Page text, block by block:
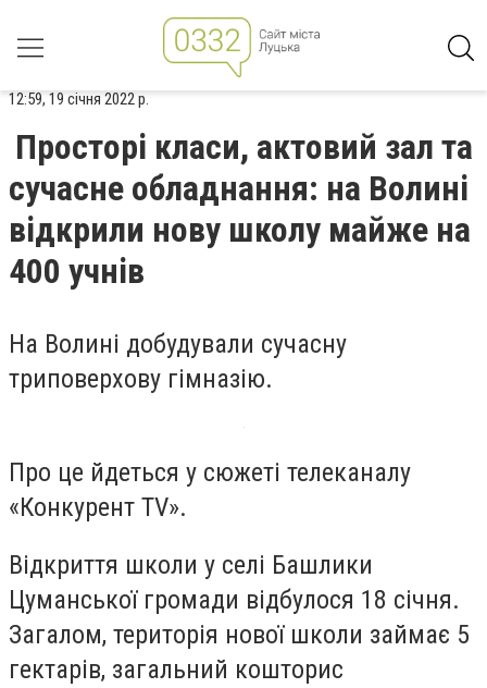
12:59, 19 січня 2022 р.
Просторі класи, актовий зал та
сучасне обладнання: на Волині
відкрили нову школу майже на
400 учнів
На Волині добудували сучасну
триповерхову гімназію.
Про це йдеться у сюжеті телеканалу
«Конкурент TV».
Відкриття школи у селі Башлики
Цуманської громади відбулося 18 січня.
Загалом, територія нової школи займає 5
гектарів, загальний кошторис